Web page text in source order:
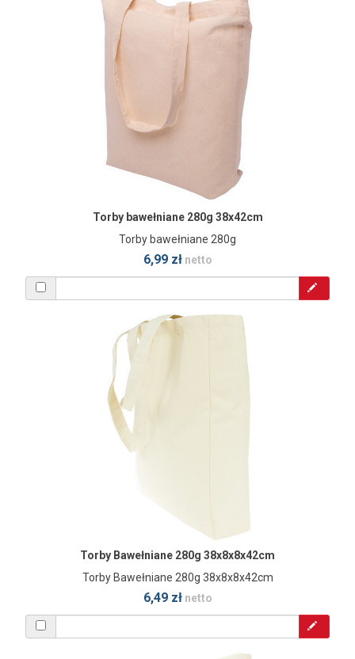
Torby bawełniane 280g 38x42cm
Torby bawełniane 280g
6,99 złnetto
Torby Bawełniane 280g 38x8x8x42cm
Torby Bawełniane 280g 38x8x8x42cm
6,49 złnetto